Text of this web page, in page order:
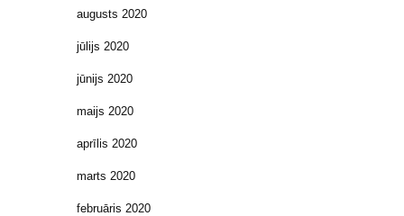
augusts 2020
jūlijs 2020
jūnijs 2020
maijs 2020
aprīlis 2020
marts 2020
februāris 2020